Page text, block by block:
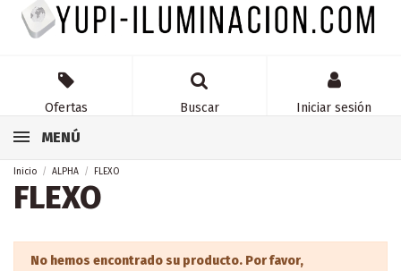
Ofertas Buscar Iniciar sesión
MENÚ
Inicio ALPHA FLEXO
FLEXO
No hemos encontrado su producto. Por favor,